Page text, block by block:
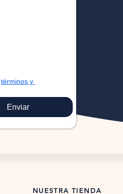
términos y
Enviar
NUESTRA TIENDA